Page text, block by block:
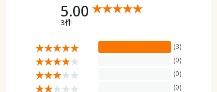
5.00
3件
(3)
(0)
(0)
(0)